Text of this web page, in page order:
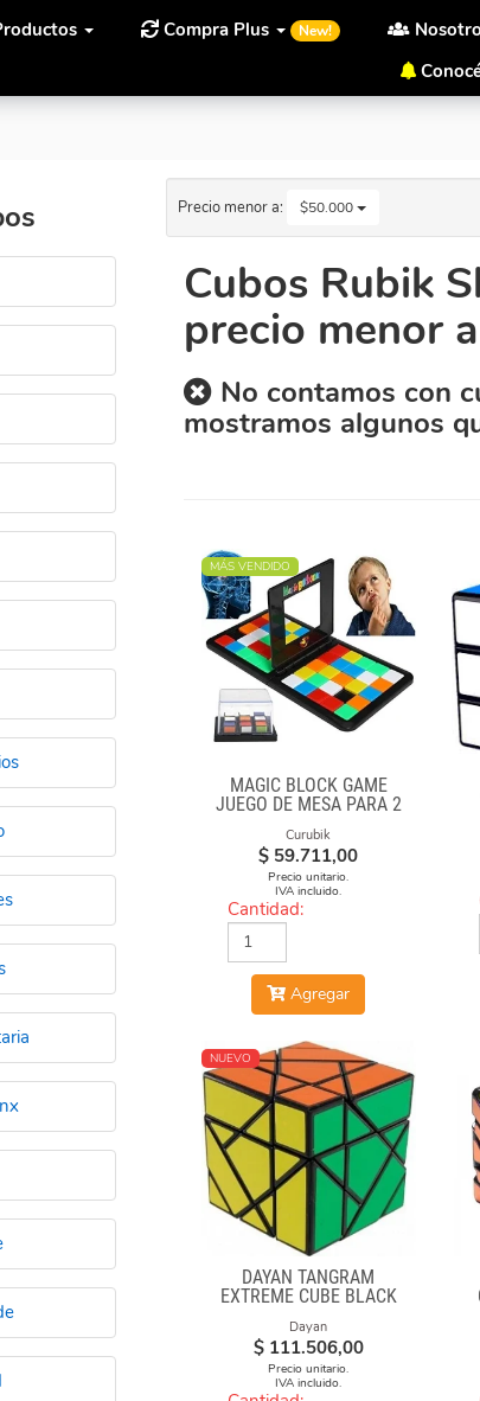
Compra Plus New!
ShengShou Crazy Megaminx de precio menor a $50.000,00
Precio menor a: $50.000
Cubos Rubik
precio menor
No contamos con
mostramos algunos
MÁS VENDIDO
MAGIC BLOCK GAME
JUEGO DE MESA PARA 2
Curubik
$ 59.711,00
Precio unitario.
IVA incluido.
Cantidad:
Agregar
NUEVO
DAYAN TANGRAM
EXTREME CUBE BLACK
Dayan
$ 111.506,00
Precio unitario.
IVA incluido.